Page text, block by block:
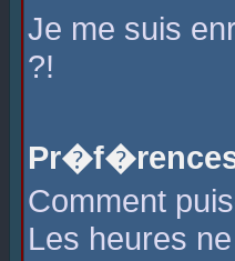
Je me suis
?!
Comment
Les heures